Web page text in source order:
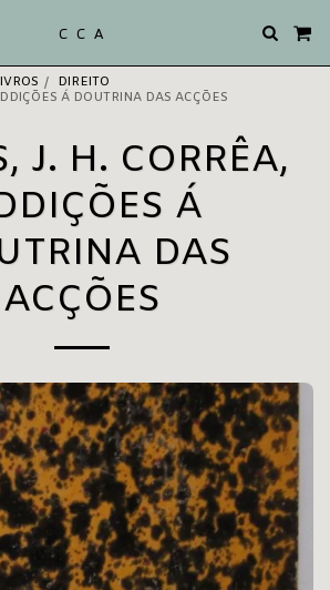
C C A
DIREITO
Á DOUTRINA DAS ACÇÕES
J. H. CORRÊA,
Á
DAS
ACÇÕES